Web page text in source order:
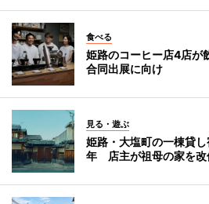
食べる
姫路のコーヒー店4店
合同出展に向け
見る・遊ぶ
姫路・大塩町の一棟貸
年 店主が祖母の家を改